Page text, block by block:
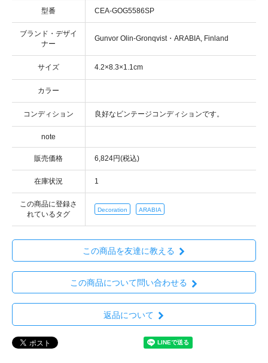
型番 CEA-GOG5586SP
ブランド・デザイ
ナー
・
サイズ
カラー
コンディション
note
販売価格 6,824円(税込)
在庫状況 1
この商品に登録さ
れているタグ
Decoration ARABIA
この商品を友達に教える
この商品について問い合わせる
返品について